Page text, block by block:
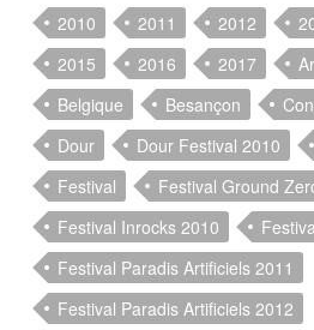
2010 2011 2012
2015
2016 2017
Belgique
Besançon
Dour
Dour Festival 2010
Festival
Festival Ground
Festival Inrocks 2010
Festival Paradis Artificiels 2011
Festival Paradis Artificiels 2012